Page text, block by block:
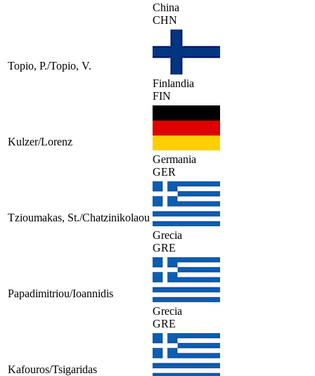
China
CHN
Topio, P./Topio, V.
Finlandia
FIN
Kulzer/Lorenz
Germania
GER
Tzioumakas, St./Chatzinikolaou
Grecia
GRE
Papadimitriou/Ioannidis
Grecia
GRE
Kafouros/Tsigaridas